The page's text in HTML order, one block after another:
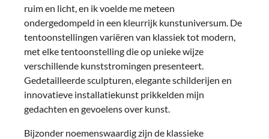
ruim en licht, en ik voelde me meteen
ondergedompeld in een kleurrijk kunstuniversum. De
tentoonstellingen variëren van klassiek tot modern,
met elke tentoonstelling die op unieke wijze
verschillende kunststromingen presenteert.
Gedetailleerde sculpturen, elegante schilderijen en
innovatieve installatiekunst prikkelden mijn
gedachten en gevoelens over kunst.
Bijzonder noemenswaardig zijn de klassieke